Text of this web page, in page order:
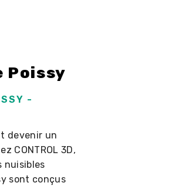
Poissy
-
devenir un
CONTROL 3D,
nuisibles
sont conçus